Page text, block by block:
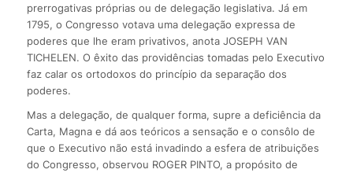
prerrogativas próprias ou de delegação legislativa. Já em
1795, o Congresso votava uma delegação expressa de
poderes que lhe eram privativos, anota JOSEPH VAN
TICHELEN. O êxito das providências tomadas pelo Executivo
faz calar os ortodoxos do princípio da separação dos
poderes.
Mas a delegação, de qualquer forma, supre a deficiência da
Carta, Magna e dá aos teóricos a sensação e o consôlo de
que o Executivo não está invadindo a esfera de atribuições
do Congresso, observou ROGER PINTO, a propósito de